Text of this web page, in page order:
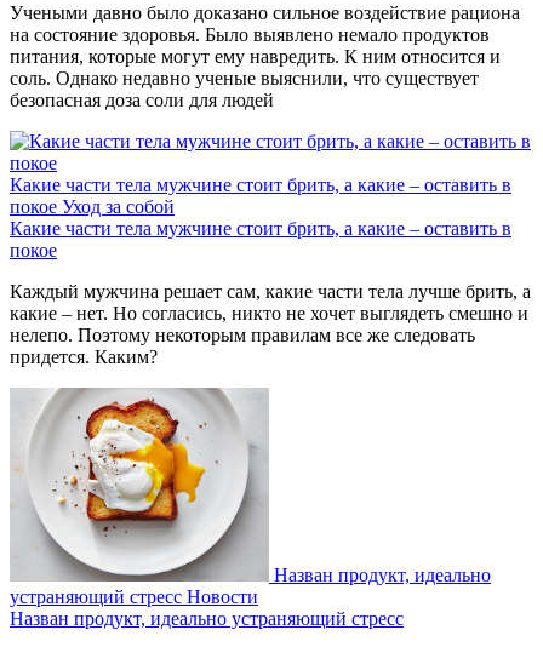
Учеными давно было доказано сильное воздействие рациона
на состояние здоровья. Было выявлено немало продуктов
питания, которые могут ему навредить. К ним относится и
соль. Однако недавно ученые выяснили, что существует
безопасная доза соли для людей
Какие части тела мужчине стоит брить, а какие – оставить в
покое Уход за собой
Какие части тела мужчине стоит брить, а какие – оставить в
покое
Каждый мужчина решает сам, какие части тела лучше брить, а
какие – нет. Но согласись, никто не хочет выглядеть смешно и
нелепо. Поэтому некоторым правилам все же следовать
придется. Каким?
Назван продукт, идеально
устраняющий стресс Новости
Назван продукт, идеально устраняющий стресс